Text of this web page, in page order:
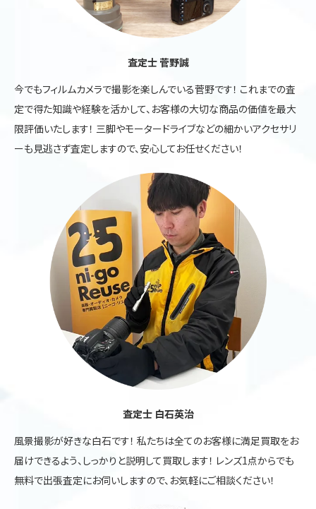
査定士 菅野誠
今でもフィルムカメラで撮影を楽しんでいる菅野です！ これまでの査
定で得た知識や経験を活かして、お客様の大切な商品の価値を最大
限評価いたします！ 三脚やモータードライブなどの細かいアクセサリ
ーも見逃さず査定しますので、安心してお任せください！
査定士 白石英治
風景撮影が好きな白石です！ 私たちは全てのお客様に満足買取をお
届けできるよう、しっかりと説明して買取します！ レンズ1点からでも
無料で出張査定にお伺いしますので、お気軽にご相談ください！